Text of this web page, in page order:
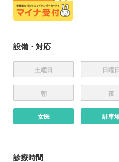
設備・対応
土曜日 日曜日
朝 夜
女医 駐車
診療時間